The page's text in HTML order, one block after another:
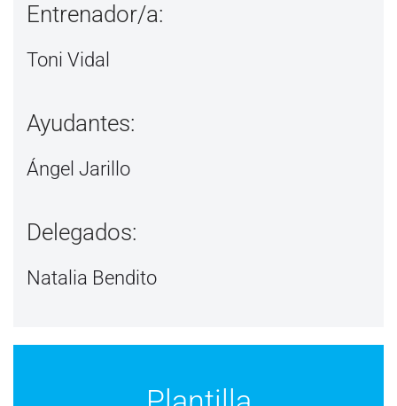
Entrenador/a:
Toni Vidal
Ayudantes:
Ángel Jarillo
Delegados:
Natalia Bendito